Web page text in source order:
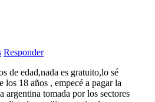
Responder
de edad,nada es gratuito,lo sé
los 18 años , empecé a pagar la
argentina tomada por los sectores